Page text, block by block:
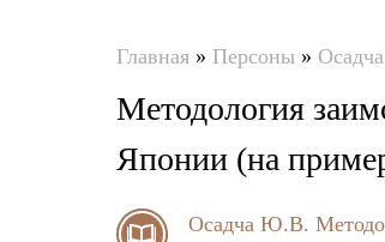
здесь
Главная » Персоны »
Методология
Японии (на
Осадча Ю.В.